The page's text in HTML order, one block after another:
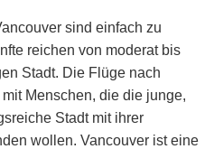
sind einfach zu
reichen von moderat bis
Stadt. Die Flüge nach
Menschen, die die junge,
Stadt mit ihrer
wollen. Vancouver ist eine